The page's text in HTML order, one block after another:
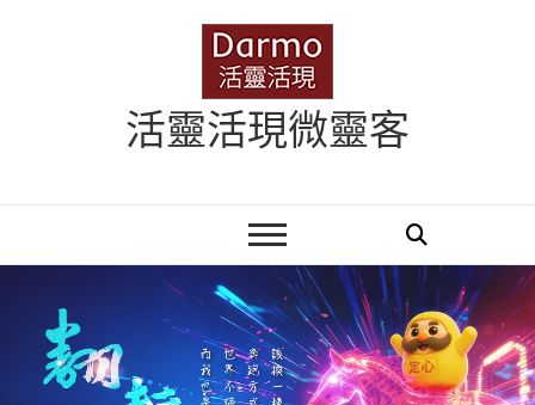
活靈活現微靈客